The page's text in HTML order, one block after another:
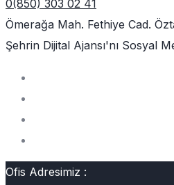
0(850) 303 02 41
Ömerağa Mah. Fethiye Cad.
Şehrin Dijital Ajansı'nı Sosyal
Ofis Adresimiz :